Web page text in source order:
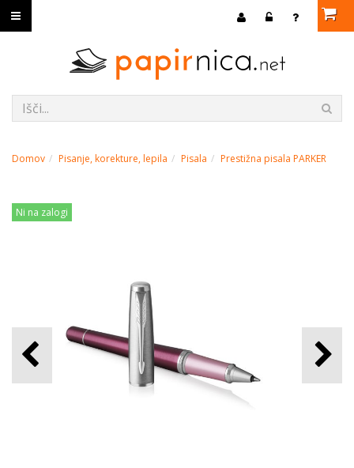
Domov Pisanje, korekture, lepila Pisala Prestižna pisala PARKER
Ni na zalogi